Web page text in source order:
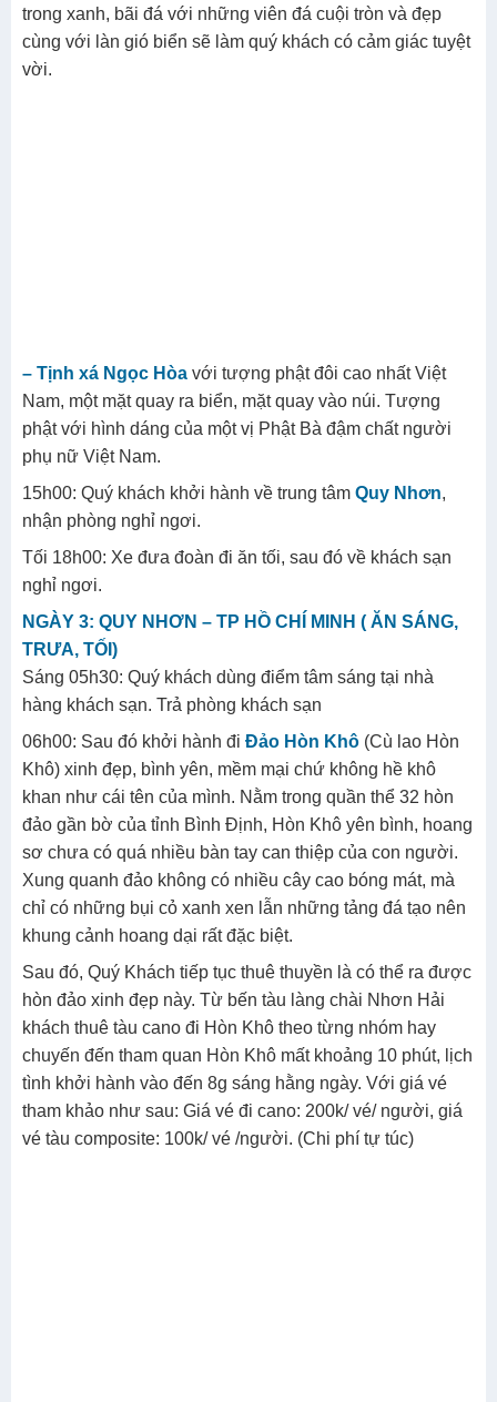
trong xanh, bãi đá với những viên đá cuội tròn và đẹp
cùng với làn gió biển sẽ làm quý khách có cảm giác tuyệt
vời.
– Tịnh xá Ngọc Hòa với tượng phật đôi cao nhất Việt
Nam, một mặt quay ra biển, mặt quay vào núi. Tượng
phật với hình dáng của một vị Phật Bà đậm chất người
phụ nữ Việt Nam.
15h00: Quý khách khởi hành về trung tâm Quy Nhơn,
nhận phòng nghỉ ngơi.
Tối 18h00: Xe đưa đoàn đi ăn tối, sau đó về khách sạn
nghỉ ngơi.
NGÀY 3: QUY NHƠN – TP HỒ CHÍ MINH ( ĂN SÁNG,
TRƯA, TỐI)
Sáng 05h30: Quý khách dùng điểm tâm sáng tại nhà
hàng khách sạn. Trả phòng khách sạn
06h00: Sau đó khởi hành đi Đảo Hòn Khô (Cù lao Hòn
Khô) xinh đẹp, bình yên, mềm mại chứ không hề khô
khan như cái tên của mình. Nằm trong quần thể 32 hòn
đảo gần bờ của tỉnh Bình Định, Hòn Khô yên bình, hoang
sơ chưa có quá nhiều bàn tay can thiệp của con người.
Xung quanh đảo không có nhiều cây cao bóng mát, mà
chỉ có những bụi cỏ xanh xen lẫn những tảng đá tạo nên
khung cảnh hoang dại rất đặc biệt.
Sau đó, Quý Khách tiếp tục thuê thuyền là có thể ra được
hòn đảo xinh đẹp này. Từ bến tàu làng chài Nhơn Hải
khách thuê tàu cano đi Hòn Khô theo từng nhóm hay
chuyến đến tham quan Hòn Khô mất khoảng 10 phút, lịch
tình khởi hành vào đến 8g sáng hằng ngày. Với giá vé
tham khảo như sau: Giá vé đi cano: 200k/ vé/ người, giá
vé tàu composite: 100k/ vé /người. (Chi phí tự túc)